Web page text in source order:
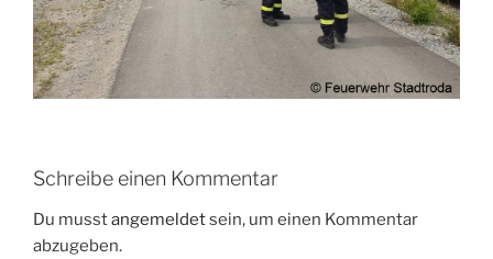
Schreibe einen Kommentar
Du musstangemeldetsein, um einen Kommentar
abzugeben.